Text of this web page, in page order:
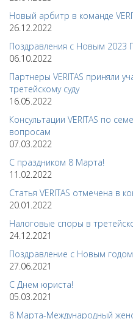
Новый арбитр в команде
26.12.2022
Поздравления с Новым 2023
06.10.2022
Партнеры VERITAS приняли
третейскому суду
16.05.2022
Консультации VERITAS по
вопросам
07.03.2022
С праздником 8 Марта!
11.02.2022
Статья VERITAS отмечена в
20.01.2022
Налоговые споры в
24.12.2021
Поздравление с Новым
27.06.2021
С Днем юриста!
05.03.2021
8 Марта-Международный